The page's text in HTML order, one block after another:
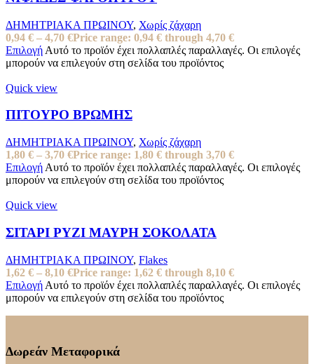
ΔΗΜΗΤΡΙΑΚΑ ΠΡΩΙΝΟΥ, Χωρίς ζάχαρη
0,94 € – 4,70 €Price range: 0,94 € through 4,70 €
Επιλογή Αυτό το προϊόν έχει πολλαπλές παραλλαγές. Οι επιλογές
μπορούν να επιλεγούν στη σελίδα του προϊόντος
Quick view
ΠΙΤΟΥΡΟ ΒΡΩΜΗΣ
ΔΗΜΗΤΡΙΑΚΑ ΠΡΩΙΝΟΥ, Χωρίς ζάχαρη
1,80 € – 3,70 €Price range: 1,80 € through 3,70 €
Επιλογή Αυτό το προϊόν έχει πολλαπλές παραλλαγές. Οι επιλογές
μπορούν να επιλεγούν στη σελίδα του προϊόντος
Quick view
ΣΙΤΑΡΙ ΡΥΖΙ ΜΑΥΡΗ ΣΟΚΟΛΑΤΑ
ΔΗΜΗΤΡΙΑΚΑ ΠΡΩΙΝΟΥ, Flakes
1,62 € – 8,10 €Price range: 1,62 € through 8,10 €
Επιλογή Αυτό το προϊόν έχει πολλαπλές παραλλαγές. Οι επιλογές
μπορούν να επιλεγούν στη σελίδα του προϊόντος
Δωρεάν Μεταφορικά